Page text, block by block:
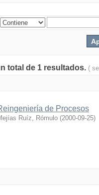
total de 1 resultados. (
de Procesos
Ruíz, Rómulo (2000-09-25)